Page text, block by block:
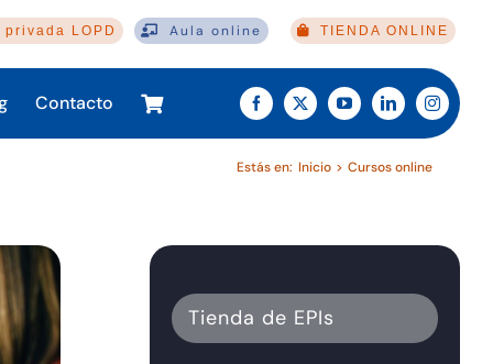
privada LOPD Aula online TIENDA ONLINE
Contacto
Estás en: Inicio Cursos online
Tienda de EPIs